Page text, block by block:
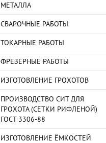
МЕТАЛЛА
СВАРОЧНЫЕ РАБОТЫ
ТОКАРНЫЕ РАБОТЫ
ФРЕЗЕРНЫЕ РАБОТЫ
ИЗГОТОВЛЕНИЕ ГРОХОТОВ
ПРОИЗВОДСТВО СИТ ДЛЯ
ГРОХОТА (СЕТКИ РИФЛЕНОЙ)
ГОСТ 3306-88
ИЗГОТОВЛЕНИЕ ЁМКОСТЕЙ